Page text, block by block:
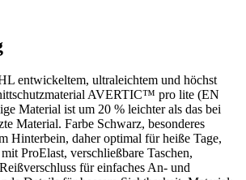
entwickeltem, ultraleichtem und höchst
AVERTIC™ pro lite (EN
Material ist um 20 % leichter als das bei
Material. Farbe Schwarz, besonderes
Hinterbein, daher optimal für heiße Tage,
ProElast, verschließbare Taschen,
für einfaches An- und